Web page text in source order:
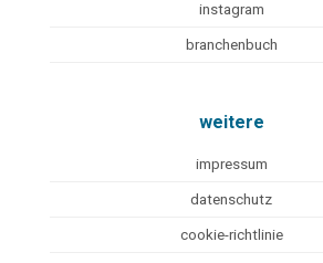
instagram
branchenbuch
weitere
impressum
datenschutz
cookie-richtlinie